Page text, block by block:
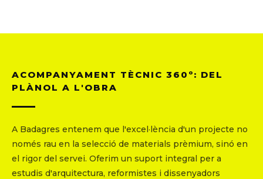
ACOMPANYAMENT TÈCNIC 360º: DEL
PLÀNOL A L'OBRA
A Badagres entenem que l'excel·lència d'un projecte no
només rau en la selecció de materials prèmium, sinó en
el rigor del servei. Oferim un suport integral per a
estudis d'arquitectura, reformistes i dissenyadors